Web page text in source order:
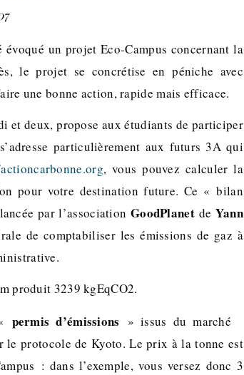
un projet Eco-Campus concernant la
le projet se concrétise en péniche avec
une bonne action, rapide mais efficace.
et deux, propose aux étudiants de participer
particulièrement aux futurs 3A qui
, vous pouvez calculer la
pour votre destination future. Ce « bilan
par l’association GoodPlanetde Yann
de comptabiliser les émissions de gaz à
produit 3239 kgEqCO2.
permis d’émissions » issus du marché
le protocole de Kyoto. Le prix à la tonne est
: dans l’exemple, vous versez donc 3